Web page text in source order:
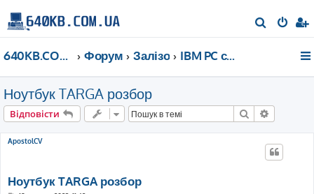
о
640KB.COM.UA Форум Залізо IBM PC сумісне після 2000 року
Ноутбук TARGA розбор
Відповісти Пошук
ApostolCV
Ноутбук TARGA розбор